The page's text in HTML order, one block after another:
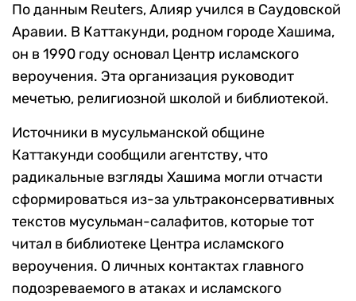
По данным Reuters, Алияр учился в Саудовской
Аравии. В Каттакунди, родном городе Хашима,
он в 1990 году основал Центр исламского
вероучения. Эта организация руководит
мечетью, религиозной школой и библиотекой.
Источники в мусульманской общине
Каттакунди сообщили агентству, что
радикальные взгляды Хашима могли отчасти
сформироваться из-за ультраконсервативных
текстов мусульман-салафитов, которые тот
читал в библиотеке Центра исламского
вероучения. О личных контактах главного
подозреваемого в атаках и исламского